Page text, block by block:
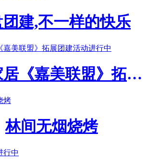
建,不一样的快乐
得胜家居《嘉美联盟》拓展团建活动进行中
林间无烟烧烤